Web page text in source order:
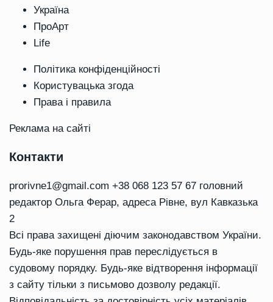
Україна
ПроАрт
Life
Політика конфіденційності
Користувацька згода
Права і правила
Реклама на сайті
Контакти
prorivne1@gmail.com +38 068 123 57 67 головний
редактор Ольга Ферар, адреса Рівне, вул Кавказька
2
Всі права захищені діючим законодавством України.
Будь-яке порушення прав переслідується в
судовому порядку. Будь-яке відтворення інформації
з сайту тільки з письмово дозволу редакції.